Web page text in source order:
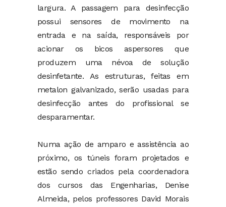
largura. A passagem para desinfecção
possui sensores de movimento na
entrada e na saída, responsáveis por
acionar os bicos aspersores que
produzem uma névoa de solução
desinfetante. As estruturas, feitas em
metalon galvanizado, serão usadas para
desinfecção antes do profissional se
desparamentar.
Numa ação de amparo e assistência ao
próximo, os túneis foram projetados e
estão sendo criados pela coordenadora
dos cursos das Engenharias, Denise
Almeida, pelos professores David Morais